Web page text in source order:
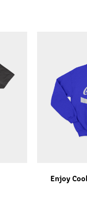
Enjoy